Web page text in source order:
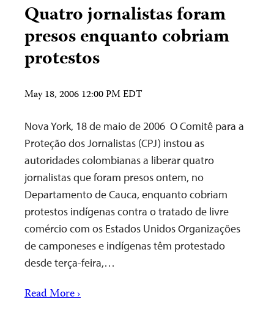
Quatro jornalistas foram
presos enquanto cobriam
protestos
May 18, 2006 12:00 PM EDT
Nova York, 18 de maio de 2006 ­ O Comitê para a
Proteção dos Jornalistas (CPJ) instou as
autoridades colombianas a liberar quatro
jornalistas que foram presos ontem, no
Departamento de Cauca, enquanto cobriam
protestos indígenas contra o tratado de livre
comércio com os Estados Unidos Organizações
de camponeses e indígenas têm protestado
desde terça-feira,…
Read More ›